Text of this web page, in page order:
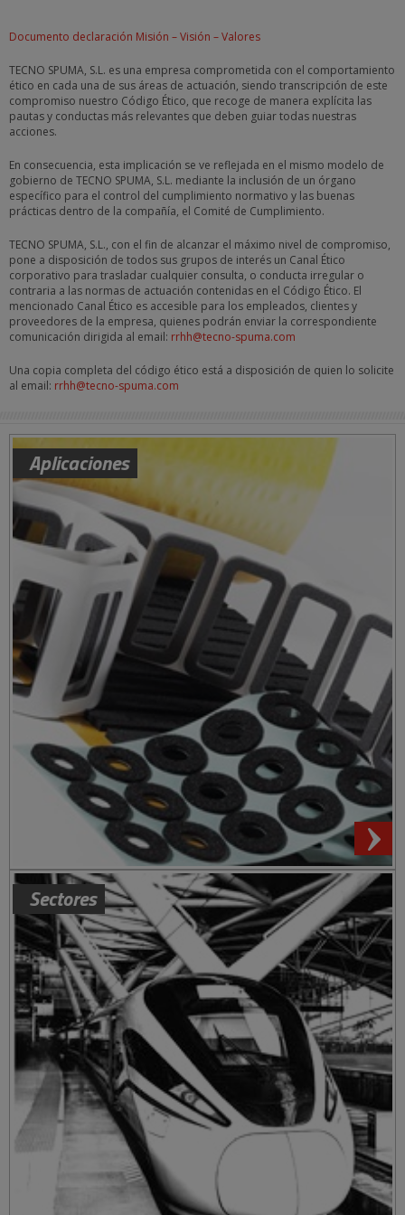
Documento declaración Misión – Visión – Valores
TECNO SPUMA, S.L. es una empresa comprometida con el comportamiento
ético en cada una de sus áreas de actuación, siendo transcripción de este
compromiso nuestro Código Ético, que recoge de manera explícita las
pautas y conductas más relevantes que deben guiar todas nuestras
acciones.
En consecuencia, esta implicación se ve reflejada en el mismo modelo de
gobierno de TECNO SPUMA, S.L. mediante la inclusión de un órgano
específico para el control del cumplimiento normativo y las buenas
prácticas dentro de la compañía, el Comité de Cumplimiento.
TECNO SPUMA, S.L., con el fin de alcanzar el máximo nivel de compromiso,
pone a disposición de todos sus grupos de interés un Canal Ético
corporativo para trasladar cualquier consulta, o conducta irregular o
contraria a las normas de actuación contenidas en el Código Ético. El
mencionado Canal Ético es accesible para los empleados, clientes y
proveedores de la empresa, quienes podrán enviar la correspondiente
comunicación dirigida al email: rrhh@tecno-spuma.com
Una copia completa del código ético está a disposición de quien lo solicite
al email: rrhh@tecno-spuma.com
Aplicaciones
Sectores